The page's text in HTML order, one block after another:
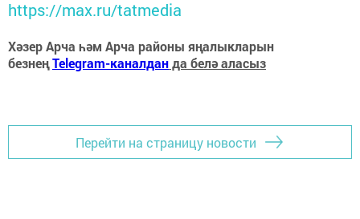
https://max.ru/tatmedia
Хәзер Арча һәм Арча районы яңалыкларын
безнеңTelegram-каналданда белә аласыз
Перейти на страницу новости